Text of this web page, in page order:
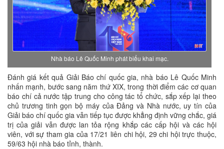
Nhà báo Lê Quốc Minh phát biểu khai mạc.
Đánh giá kết quả Giải Báo chí quốc gia, nhà báo Lê Quốc Minh
nhấn mạnh, bước sang năm thứ XIX, trong thời điểm các cơ quan
báo chí cả nước tập trung cho công tác tổ chức, sắp xếp lại theo
chủ trương tinh gọn bộ máy của Đảng và Nhà nước, uy tín của
Giải báo chí quốc gia vẫn tiếp tục được khẳng định vững chắc, giá
trị của giải vẫn được lan tỏa rộng khắp các cấp hội và các hội
viên, với sự tham gia của 17/21 liên chi hội, 29 chi hội trực thuộc,
59/63 hội nhà báo tỉnh, thành.